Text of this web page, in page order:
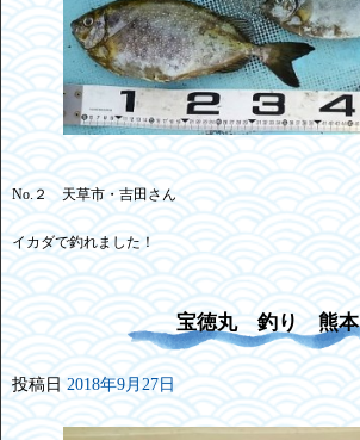
No.２ 天草市・吉田さん
イカダで釣れました！
宝徳丸 釣り 熊本
投稿日 2018年9月27日